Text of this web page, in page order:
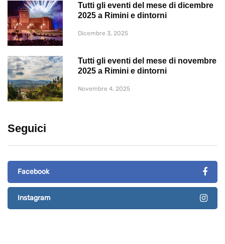
Tutti gli eventi del mese di dicembre
2025 a Rimini e dintorni
Dicembre 3, 2025
Tutti gli eventi del mese di novembre
2025 a Rimini e dintorni
Novembre 4, 2025
Seguici
Facebook
Instagram